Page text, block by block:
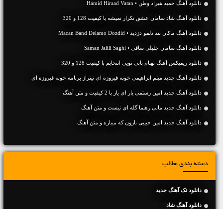
دانلود آهنگ حمید هیراد وطن • Hamid Hiraad Vatan
دانلود آهنگ شاد سامان عشق تکرار نمیشه با کیفیت 128 و 320
دانلود آهنگ ماکان بند دلمو دزدید • Macan Band Delamo Dozdid
دانلود آهنگ سامان جلیلی ساقی • Saman Jalili Saghi
دانلود ریمیکس آهنگ بهنام بانی تویی انتخابم با کیفیت 128 و 320
دانلود آهنگ جدید میثم ابراهیمی خونه فیروزه ای تیتراژ برنامه خونه فیروزه ای
دانلود آهنگ جديد امین رستمی یار ای یار با 2 کیفیت و متن آهنگ
دانلود آهنگ جديد مانی رهنما گله ای نیست و متن آهنگ
دانلود آهنگ جديد امین حبیبی بارون که میباره و متن آهنگ
دسته بندی مطالب
دانلود تک آهنگ جدید
دانلود آهنگ شاد